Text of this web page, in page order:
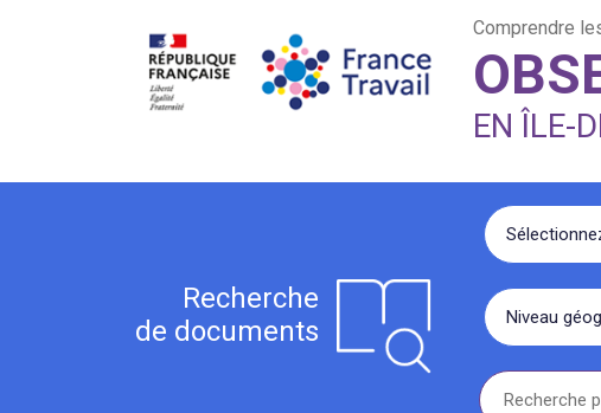
Comprendre
EN ÎLE-
Recherche
de documents
Niveau